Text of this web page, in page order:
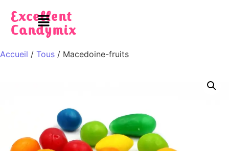
Excellent
Candymix
Accueil / Tous / Macedoine-fruits